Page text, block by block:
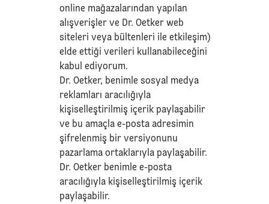
online mağazalarından yapılan
alışverişler ve Dr. Oetker web
siteleri veya bültenleri ile etkileşim)
elde ettiği verileri kullanabileceğini
kabul ediyorum.
Dr. Oetker, benimle sosyal medya
reklamları aracılığıyla
kişiselleştirilmiş içerik paylaşabilir
ve bu amaçla e-posta adresimin
şifrelenmiş bir versiyonunu
pazarlama ortaklarıyla paylaşabilir.
Dr. Oetker benimle e-posta
aracılığıyla kişiselleştirilmiş içerik
paylaşabilir.